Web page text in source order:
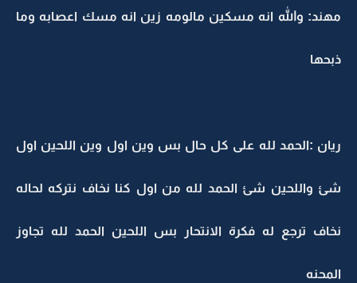
مهند: والله انه مسكين مالومه زين انه مسك اعصابه وما
ذبحها
ريان :الحمد لله على كل حال بس وين اول وين اللحين اول
شئ واللحين شئ الحمد لله من اول كنا نخاف نتركه لحاله
نخاف ترجع له فكرة الانتحار بس اللحين الحمد لله تجاوز
المحنه